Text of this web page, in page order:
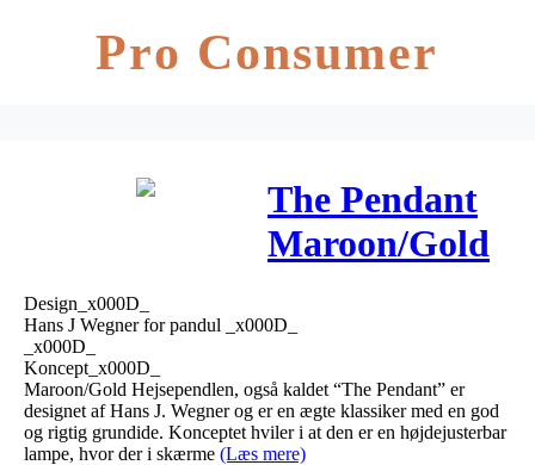
Pro Consumer
The Pendant
Maroon/Gold
Pendel –
Pandul
Design_x000D_
Hans J Wegner for pandul _x000D_
_x000D_
Koncept_x000D_
Maroon/Gold Hejsependlen, også kaldet “The Pendant” er
designet af Hans J. Wegner og er en ægte klassiker med en god
og rigtig grundide. Konceptet hviler i at den er en højdejusterbar
lampe, hvor der i skærme (Læs mere)